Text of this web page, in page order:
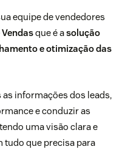
equipe de vendedores
que é asolução
e otimização das
informações dos leads,
e conduzir as
uma visão clara e
tudo que precisa para